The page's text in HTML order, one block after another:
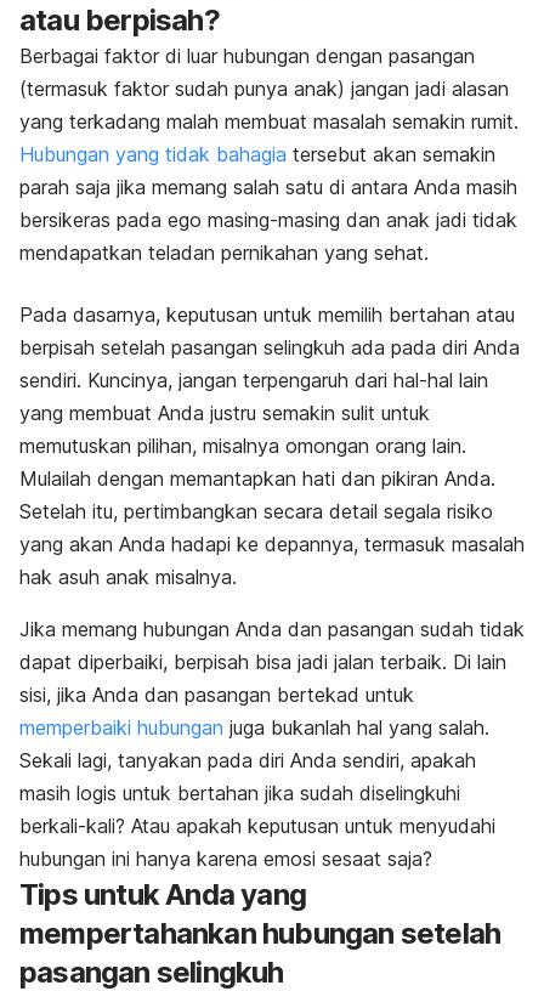
atau berpisah?
Berbagai faktor di luar hubungan dengan pasangan
(termasuk faktor sudah punya anak) jangan jadi alasan
yang terkadang malah membuat masalah semakin rumit.
Hubungan yang tidak bahagia tersebut akan semakin
parah saja jika memang salah satu di antara Anda masih
bersikeras pada ego masing-masing dan anak jadi tidak
mendapatkan teladan pernikahan yang sehat.
Pada dasarnya, keputusan untuk memilih bertahan atau
berpisah setelah pasangan selingkuh ada pada diri Anda
sendiri. Kuncinya, jangan terpengaruh dari hal-hal lain
yang membuat Anda justru semakin sulit untuk
memutuskan pilihan, misalnya omongan orang lain.
Mulailah dengan memantapkan hati dan pikiran Anda.
Setelah itu, pertimbangkan secara detail segala risiko
yang akan Anda hadapi ke depannya, termasuk masalah
hak asuh anak misalnya.
Jika memang hubungan Anda dan pasangan sudah tidak
dapat diperbaiki, berpisah bisa jadi jalan terbaik. Di lain
sisi, jika Anda dan pasangan bertekad untuk
memperbaiki hubungan juga bukanlah hal yang salah.
Sekali lagi, tanyakan pada diri Anda sendiri, apakah
masih logis untuk bertahan jika sudah diselingkuhi
berkali-kali? Atau apakah keputusan untuk menyudahi
hubungan ini hanya karena emosi sesaat saja?
Tips untuk Anda yang
mempertahankan hubungan setelah
pasangan selingkuh